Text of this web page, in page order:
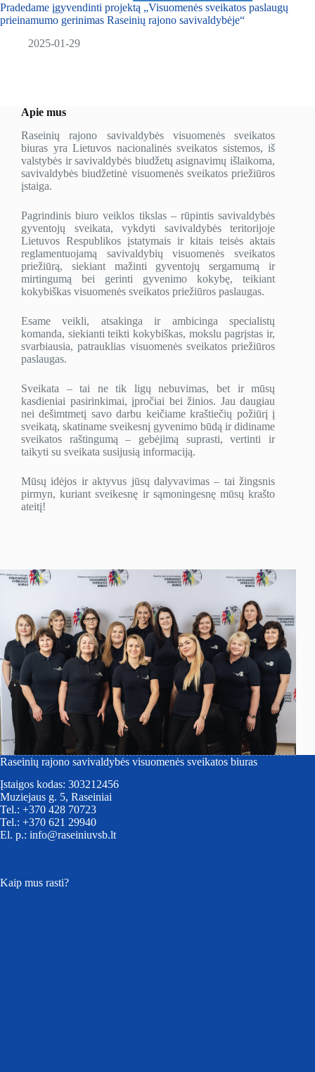
Pradedame įgyvendinti projektą „Visuomenės sveikatos paslaugų
prieinamumo gerinimas Raseinių rajono savivaldybėje“
2025-01-29
Apie mus
Raseinių rajono savivaldybės visuomenės sveikatos
biuras yra Lietuvos nacionalinės sveikatos sistemos, iš
valstybės ir savivaldybės biudžetų asignavimų išlaikoma,
savivaldybės biudžetinė visuomenės sveikatos priežiūros
įstaiga.
Pagrindinis biuro veiklos tikslas – rūpintis savivaldybės
gyventojų sveikata, vykdyti savivaldybės teritorijoje
Lietuvos Respublikos įstatymais ir kitais teisės aktais
reglamentuojamą savivaldybių visuomenės sveikatos
priežiūrą, siekiant mažinti gyventojų sergamumą ir
mirtingumą bei gerinti gyvenimo kokybę, teikiant
kokybiškas visuomenės sveikatos priežiūros paslaugas.
Esame veikli, atsakinga ir ambicinga specialistų
komanda, siekianti teikti kokybiškas, mokslu pagrįstas ir,
svarbiausia, patrauklias visuomenės sveikatos priežiūros
paslaugas.
Sveikata – tai ne tik ligų nebuvimas, bet ir mūsų
kasdieniai pasirinkimai, įpročiai bei žinios. Jau daugiau
nei dešimtmetį savo darbu keičiame kraštiečių požiūrį į
sveikatą, skatiname sveikesnį gyvenimo būdą ir didiname
sveikatos raštingumą – gebėjimą suprasti, vertinti ir
taikyti su sveikata susijusią informaciją.
Mūsų idėjos ir aktyvus jūsų dalyvavimas – tai žingsnis
pirmyn, kuriant sveikesnę ir sąmoningesnę mūsų krašto
ateitį!
Raseinių rajono savivaldybės visuomenės sveikatos biuras
Įstaigos kodas: 303212456
Muziejaus g. 5, Raseiniai
Tel.: +370 428 70723
Tel.: +370 621 29940
El. p.: info@raseiniuvsb.lt
Kaip mus rasti?